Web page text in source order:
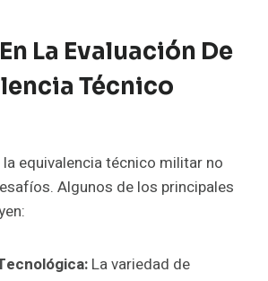
La Evaluación De
Técnico
equivalencia técnico militar no
Algunos de los principales
La variedad de